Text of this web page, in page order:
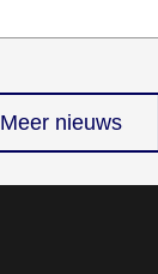
Meer nieuws